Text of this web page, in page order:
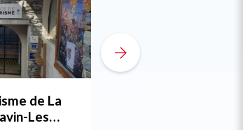
de La
Les